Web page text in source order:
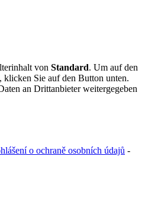
von Standard. Um auf den
Sie auf den Button unten.
an Drittanbieter weitergegeben
o ochraně osobních údajů -